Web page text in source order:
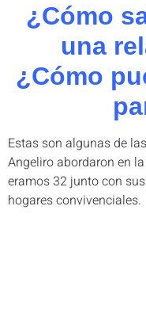
¿Cómo
una
¿Cómo
Estas son algunas de
Angeliro abordaron en
eramos 32 junto con
hogares convivenciales.